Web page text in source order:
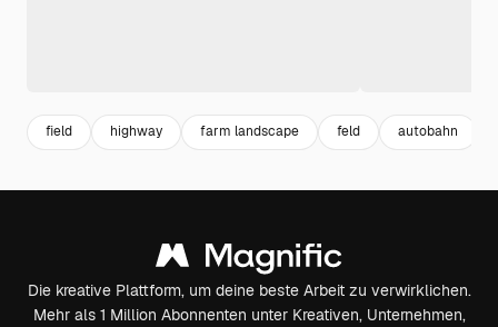
field highway farm landscape feld autobahn
Die kreative Plattform, um deine beste Arbeit zu verwirklichen.
Mehr als 1 Million Abonnenten unter Kreativen, Unternehmen,